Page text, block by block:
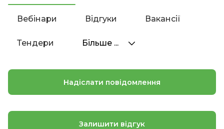
Вебінари Відгуки Вакансії
Тендери Більше ...
Надіслати повідомлення
Залишити відгук